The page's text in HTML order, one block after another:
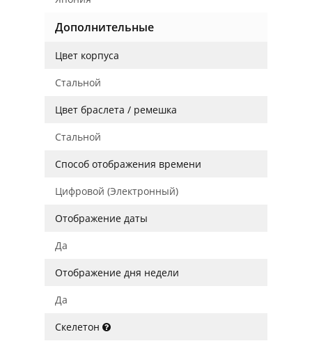
Дополнительные
Цвет корпуса
Стальной
Цвет браслета / ремешка
Стальной
Способ отображения времени
Цифровой (Электронный)
Отображение даты
Да
Отображение дня недели
Да
Скелетон